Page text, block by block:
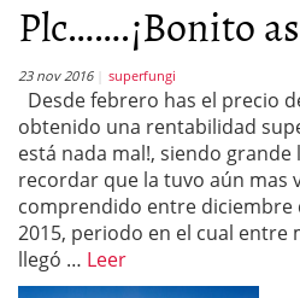
Plc…….¡Bonito
23 nov 2016 superfungi
Desde febrero has el precio
obtenido una rentabilidad
está nada mal!, siendo grande
recordar que la tuvo aún mas
comprendido entre diciembre
2015, periodo en el cual entre
llegó … Leer